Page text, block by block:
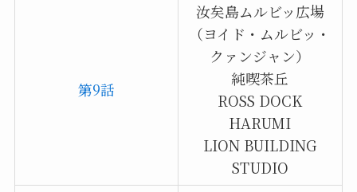
第9話
汝矣島ムルビッ広場
（ヨイド・ムルビッ・
クァンジャン）
純喫茶丘
ROSS DOCK
HARUMI
LION BUILDING
STUDIO